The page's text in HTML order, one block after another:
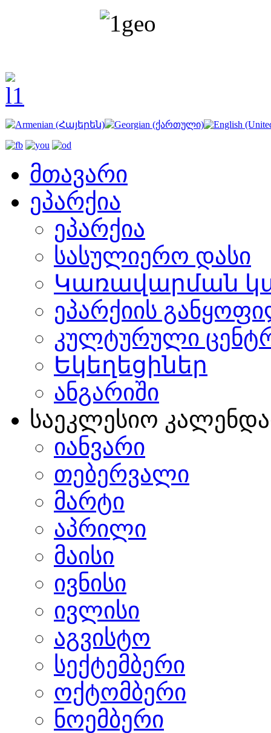
მთავარი
ეპარქია
ეპარქია
სასულიერო დასი
Կառավարման
ეპარქიის
კულტურული
Եկեղեցիներ
ანგარიში
საეკლესიო
იანვარი
თებერვალი
მარტი
აპრილი
მაისი
ივნისი
ივლისი
აგვისტო
სექტემბერი
ოქტომბერი
ნოემბერი